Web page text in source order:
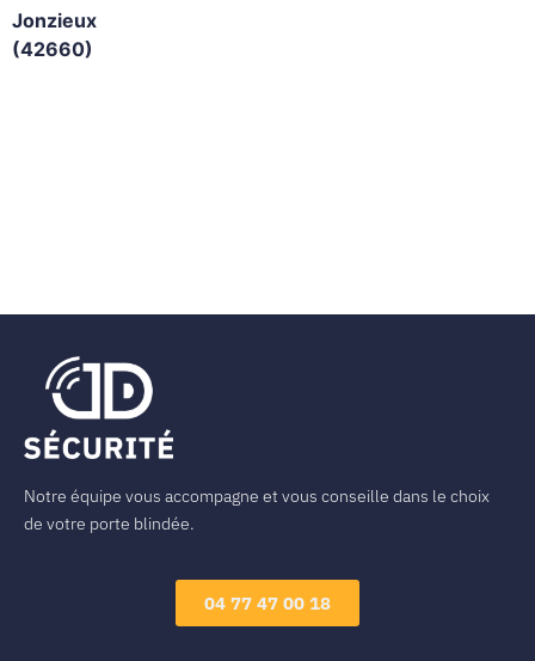
Jonzieux
(42660)
Notre équipe vous accompagne et vous conseille dans le choix
de votre porte blindée.
04 77 47 00 18